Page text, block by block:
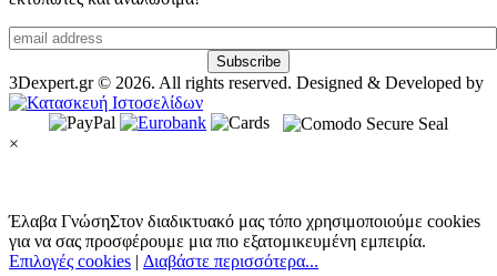
3Dexpert.gr © 2026. All rights reserved. Designed & Developed by
×
Έλαβα ΓνώσηΣτον διαδικτυακό μας τόπο χρησιμοποιούμε cookies
για να σας προσφέρουμε μια πιο εξατομικευμένη εμπειρία.
Επιλογές cookies | Διαβάστε περισσότερα...